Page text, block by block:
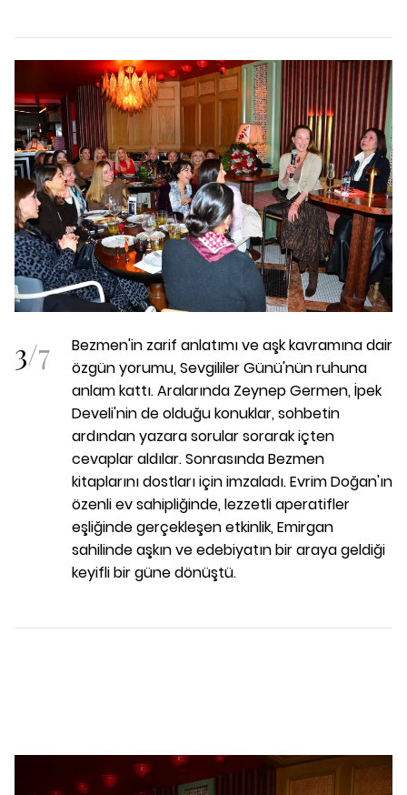
3/7
Bezmen'in zarif anlatımı ve aşk kavramına dair
özgün yorumu, Sevgililer Günü'nün ruhuna
anlam kattı. Aralarında Zeynep Germen, İpek
Develi'nin de olduğu konuklar, sohbetin
ardından yazara sorular sorarak içten
cevaplar aldılar. Sonrasında Bezmen
kitaplarını dostları için imzaladı. Evrim Doğan'ın
özenli ev sahipliğinde, lezzetli aperatifler
eşliğinde gerçekleşen etkinlik, Emirgan
sahilinde aşkın ve edebiyatın bir araya geldiği
keyifli bir güne dönüştü.